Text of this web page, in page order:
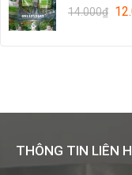
14.000₫
THÔNG TIN LIÊN